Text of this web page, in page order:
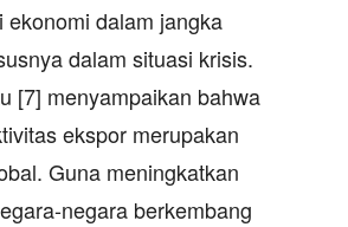
ekonomi dalam jangka
dalam situasi krisis.
[7] menyampaikan bahwa
ekspor merupakan
Guna meningkatkan
negara berkembang